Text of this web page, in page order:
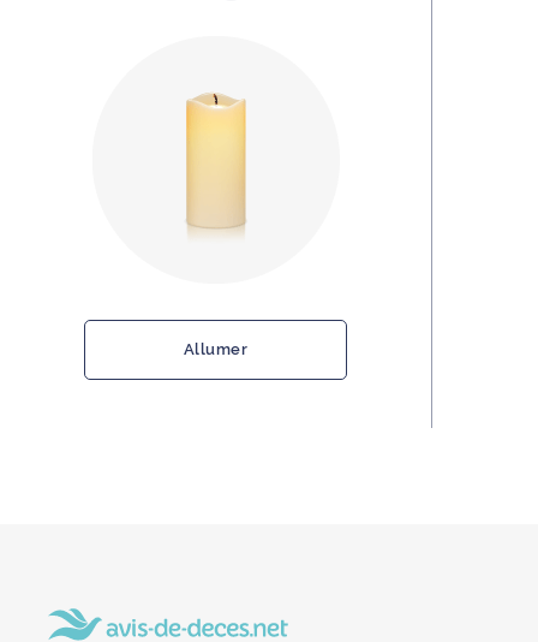
Allumer